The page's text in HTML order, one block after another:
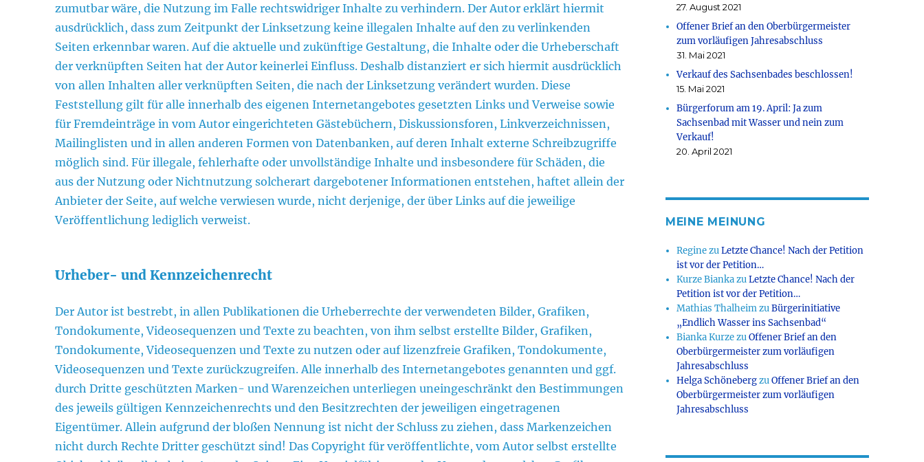
zumutbar wäre, die Nutzung im Falle rechtswidriger Inhalte zu verhindern. Der Autor erklärt hiermit
ausdrücklich, dass zum Zeitpunkt der Linksetzung keine illegalen Inhalte auf den zu verlinkenden
Seiten erkennbar waren. Auf die aktuelle und zukünftige Gestaltung, die Inhalte oder die Urheberschaft
der verknüpften Seiten hat der Autor keinerlei Einfluss. Deshalb distanziert er sich hiermit ausdrücklich
von allen Inhalten aller verknüpften Seiten, die nach der Linksetzung verändert wurden. Diese
Feststellung gilt für alle innerhalb des eigenen Internetangebotes gesetzten Links und Verweise sowie
für Fremdeinträge in vom Autor eingerichteten Gästebüchern, Diskussionsforen, Linkverzeichnissen,
Mailinglisten und in allen anderen Formen von Datenbanken, auf deren Inhalt externe Schreibzugriffe
möglich sind. Für illegale, fehlerhafte oder unvollständige Inhalte und insbesondere für Schäden, die
aus der Nutzung oder Nichtnutzung solcherart dargebotener Informationen entstehen, haftet allein der
Anbieter der Seite, auf welche verwiesen wurde, nicht derjenige, der über Links auf die jeweilige
Veröffentlichung lediglich verweist.
Urheber- und Kennzeichenrecht
Der Autor ist bestrebt, in allen Publikationen die Urheberrechte der verwendeten Bilder, Grafiken,
Tondokumente, Videosequenzen und Texte zu beachten, von ihm selbst erstellte Bilder, Grafiken,
Tondokumente, Videosequenzen und Texte zu nutzen oder auf lizenzfreie Grafiken, Tondokumente,
Videosequenzen und Texte zurückzugreifen. Alle innerhalb des Internetangebotes genannten und ggf.
durch Dritte geschützten Marken- und Warenzeichen unterliegen uneingeschränkt den Bestimmungen
des jeweils gültigen Kennzeichenrechts und den Besitzrechten der jeweiligen eingetragenen
Eigentümer. Allein aufgrund der bloßen Nennung ist nicht der Schluss zu ziehen, dass Markenzeichen
nicht durch Rechte Dritter geschützt sind! Das Copyright für veröffentlichte, vom Autor selbst erstellte
27. August 2021
Offener Brief an den Oberbürgermeister
zum vorläufigen Jahresabschluss
31. Mai 2021
Verkauf des Sachsenbades beschlossen!
15. Mai 2021
Bürgerforum am 19. April: Ja zum
Sachsenbad mit Wasser und nein zum
Verkauf!
20. April 2021
MEINE MEINUNG
ReginezuLetzte Chance! Nach der Petition
ist vor der Petition…
Kurze BiankazuLetzte Chance! Nach der
Petition ist vor der Petition…
Mathias ThalheimzuBürgerinitiative
„Endlich Wasser ins Sachsenbad“
Bianka KurzezuOffener Brief an den
Oberbürgermeister zum vorläufigen
Jahresabschluss
Helga SchönebergzuOffener Brief an den
Oberbürgermeister zum vorläufigen
Jahresabschluss